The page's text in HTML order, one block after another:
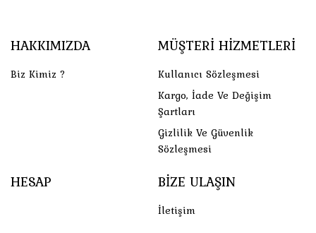
HAKKIMIZDA
Biz Kimiz ?
MÜŞTERI HIZMETLERI
Kullanıcı Sözleşmesi
Kargo, İade Ve Değişim
Şartları
Gizlilik Ve Güvenlik
Sözleşmesi
HESAP BIZE ULAŞIN
İletişim